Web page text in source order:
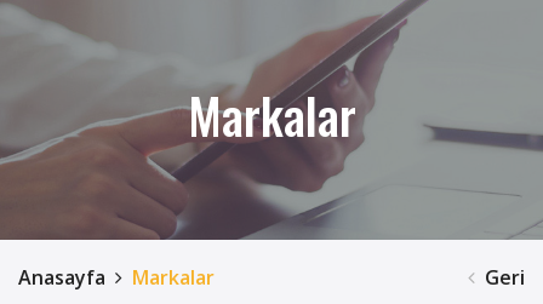
Markalar
Anasayfa Markalar Geri